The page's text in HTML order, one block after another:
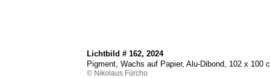
Lichtbild # 162, 2024
Pigment, Wachs auf Papier, Alu-Dibond, 102 x 100
© Nikolaus Fürcho